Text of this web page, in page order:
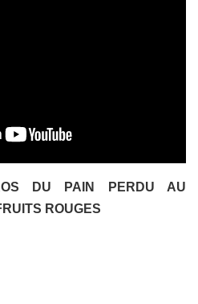
DU PAIN PERDU AU
ROUGES